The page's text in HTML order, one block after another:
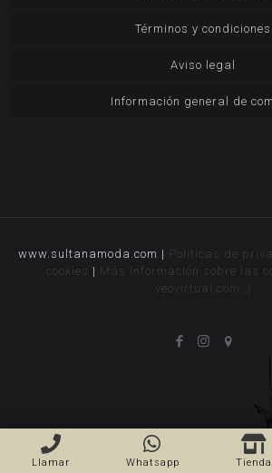
Términos y condiciones
Aviso legal
Información general de
www.sultanamoda.com | Politicas de
cookies | Más información sobre las
veovirtual.com
;)
Llamar Whatsapp Tienda